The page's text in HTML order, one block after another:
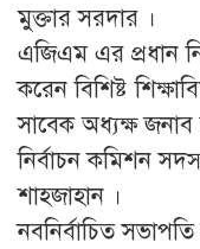
মুক্তার সরদার ।
এজিএম এর প্রধান
করেন বিশিষ্ট
সাবেক অধ্যক্ষ জনাব
নির্বাচন কমিশন
শাহজাহান ।
নবনির্বাচিত